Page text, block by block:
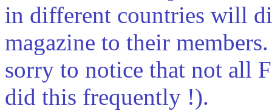
in different countries will
magazine to their members.
sorry to notice that not all
did this frequently !).